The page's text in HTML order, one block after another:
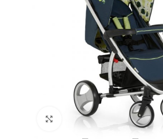
Click to enlarge